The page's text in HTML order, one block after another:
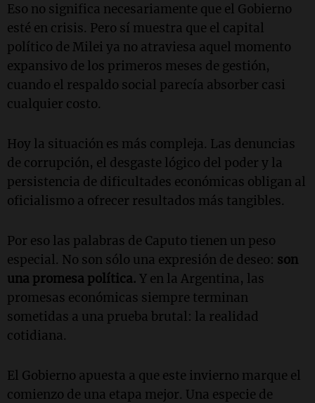
Eso no significa necesariamente que el Gobierno
esté en crisis. Pero sí muestra que el capital
político de Milei ya no atraviesa aquel momento
expansivo de los primeros meses de gestión,
cuando el respaldo social parecía absorber casi
cualquier costo.
Hoy la situación es más compleja. Las denuncias
de corrupción, el desgaste lógico del poder y la
persistencia de dificultades económicas obligan al
oficialismo a ofrecer resultados más tangibles.
Por eso las palabras de Caputo tienen un peso
especial. No son sólo una expresión de deseo: son
una promesa política. Y en la Argentina, las
promesas económicas siempre terminan
sometidas a una prueba brutal: la realidad
cotidiana.
El Gobierno apuesta a que este invierno marque el
comienzo de una etapa mejor. Una especie de